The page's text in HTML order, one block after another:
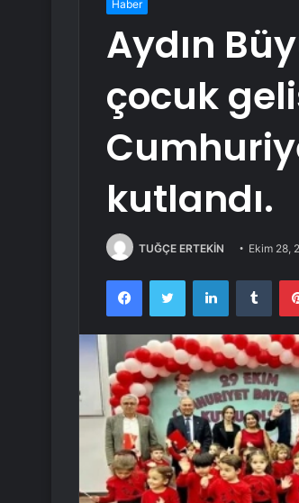
Haber
Aydın
çocuk
kutlandı.
TUĞÇE ERTEKİN Ekim 28,
FacebookTwitter LinkedIn